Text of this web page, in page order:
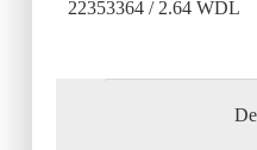
22353364 / 2.64 WDL